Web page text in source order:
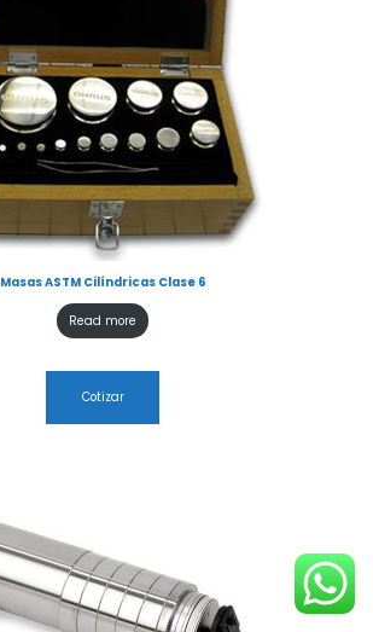
Masas ASTM Cilíndricas Clase 6
Read more
Cotizar